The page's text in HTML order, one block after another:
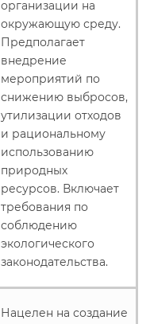
организации на
окружающую среду.
Предполагает
внедрение
мероприятий по
снижению выбросов,
утилизации отходов
и рациональному
использованию
природных
ресурсов. Включает
требования по
соблюдению
экологического
законодательства.
Нацелен на создание